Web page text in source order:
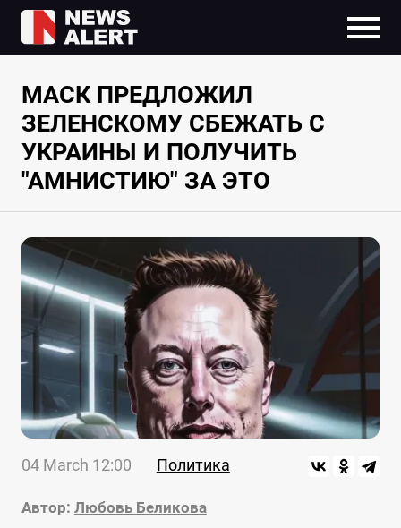
МАСК ПРЕДЛОЖИЛ
ЗЕЛЕНСКОМУ СБЕЖАТЬ С
УКРАИНЫ И ПОЛУЧИТЬ
"АМНИСТИЮ" ЗА ЭТО
04 March 12:00 Политика
Автор: Любовь Беликова